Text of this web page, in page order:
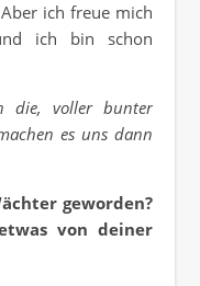
ich freue mich
ich bin schon
die, voller bunter
es uns dann
geworden?
von deiner